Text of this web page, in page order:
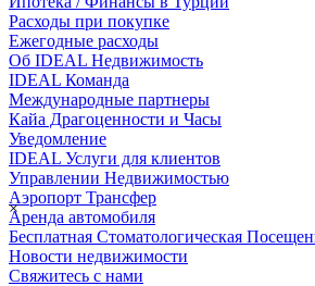
×
Расходы при покупке
Ежегодные расходы
Об IDEAL Недвижимость
IDEAL Команда
Международные партнеры
Кайа Драгоценности и Часы
Уведомление
IDEAL Услуги для клиентов
Управлении Недвижимостью
Аэропорт Трансфер
Аренда автомобиля
Бесплатная Стоматологическая
Новости недвижимости
Свяжитесь с нами